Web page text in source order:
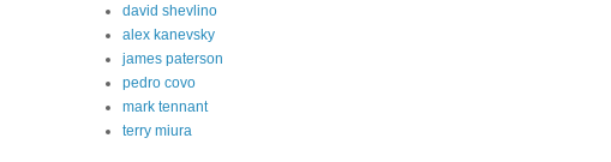
david shevlino
alex kanevsky
james paterson
pedro covo
mark tennant
terry miura